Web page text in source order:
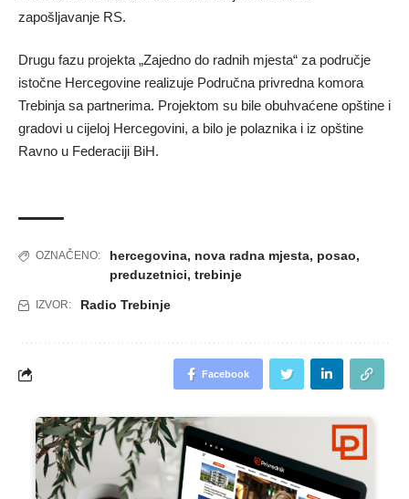
zapošljavanje RS.
Drugu fazu projekta „Zajedno do radnih mjesta“ za područje
istočne Hercegovine realizuje Područna privredna komora
Trebinja sa partnerima. Projektom su bile obuhvaćene opštine i
gradovi u cijeloj Hercegovini, a bilo je polaznika i iz opštine
Ravno u Federaciji BiH.
OZNAČENO: hercegovina, nova radna mjesta, posao,
preduzetnici, trebinje
IZVOR: Radio Trebinje
Facebook